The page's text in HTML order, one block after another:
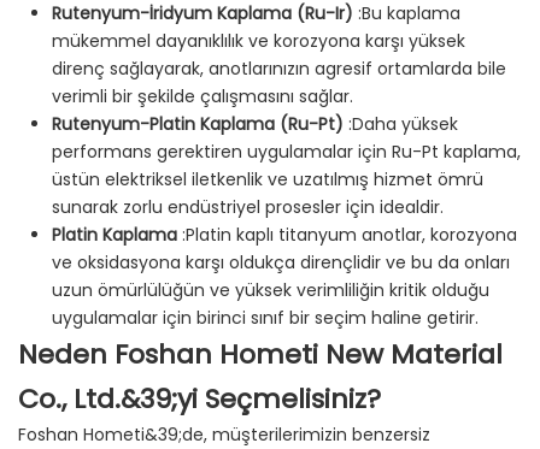
Rutenyum-İridyum Kaplama (Ru-Ir) :Bu kaplama
mükemmel dayanıklılık ve korozyona karşı yüksek
direnç sağlayarak, anotlarınızın agresif ortamlarda bile
verimli bir şekilde çalışmasını sağlar.
Rutenyum-Platin Kaplama (Ru-Pt) :Daha yüksek
performans gerektiren uygulamalar için Ru-Pt kaplama,
üstün elektriksel iletkenlik ve uzatılmış hizmet ömrü
sunarak zorlu endüstriyel prosesler için idealdir.
Platin Kaplama :Platin kaplı titanyum anotlar, korozyona
ve oksidasyona karşı oldukça dirençlidir ve bu da onları
uzun ömürlülüğün ve yüksek verimliliğin kritik olduğu
uygulamalar için birinci sınıf bir seçim haline getirir.
Neden Foshan Hometi New Material
Co., Ltd.&39;yi Seçmelisiniz?
Foshan Hometi&39;de, müşterilerimizin benzersiz